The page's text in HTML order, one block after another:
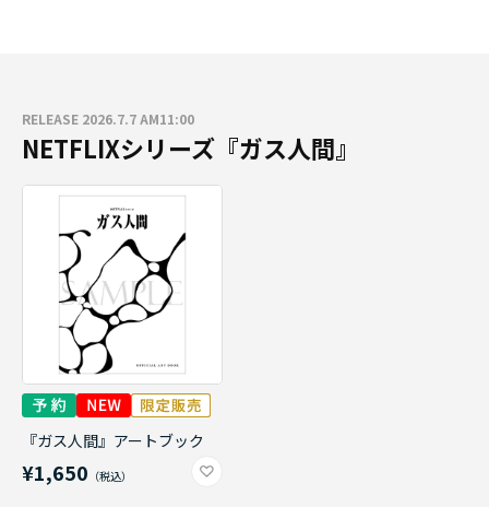
RELEASE 2026.7.7 AM11:00
NETFLIXシリーズ『ガス人間』
『ガス人間』アートブック
¥1,650